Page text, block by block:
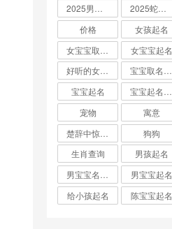
价格
女孩起名
女宝宝起名
宝宝起名
宠物
寓意
狗狗
生肖查询
男孩起名
男宝宝起名
给小孩起名
陈宝宝起名